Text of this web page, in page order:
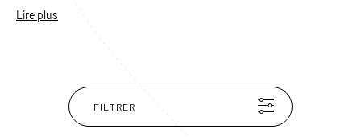
voit ornée d'un magnifique pétroglyphe en forme de
Lire plus
FILTRER